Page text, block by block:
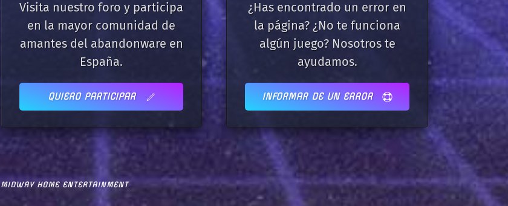
Visita nuestro foro y participa
en la mayor comunidad de
amantes del abandonware en
España.
QUIERO PARTICIPAR
¿Has encontrado un error en
la página? ¿No te funciona
algún juego? Nosotros te
ayudamos.
INFORMAR DE UN ERROR
MIDWAY HOME ENTERTAINMENT